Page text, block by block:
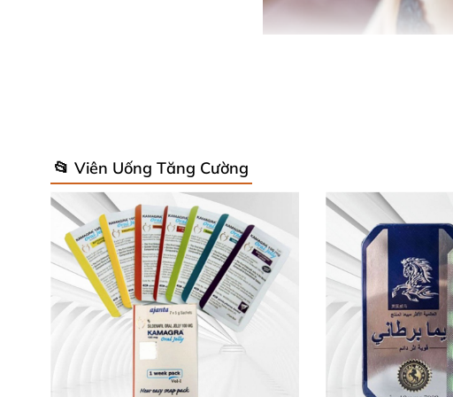
Thuốc Sildenafil 50mg giúp thăng hoa cùng bạn tình
Tăng ham muốn tình dục, tăng khoái cảm khi
Điều trị rối loạn cương dương
, hỗ trợ kéo dài thời
ĐỐI TƯỢNG SỬ DỤNG
Người gặpcác bệnh lí yếu sinh lí , rối loạn cương
📂 Viên Uống Tăng Cường